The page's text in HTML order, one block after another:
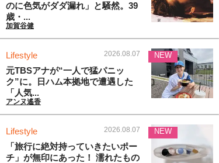
のに色気がダダ漏れ」と騒然。39
歳・...
加賀谷健
Lifestyle 2026.08.07
元TBSアナが“一人で猛パニッ
ク”に。日ハム本拠地で遭遇した
「人気...
アンヌ遙香
NEW
Lifestyle 2026.08.07
「旅行に絶対持っていきたいポー
チ」が無印にあった！ 濡れたもの
NEW